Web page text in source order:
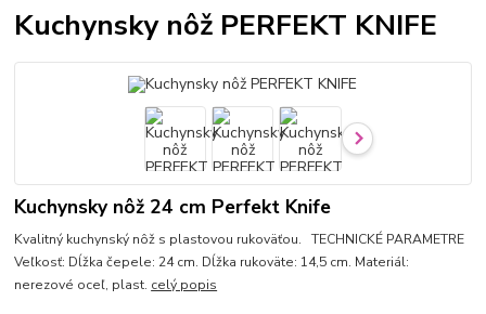
Kuchynsky nôž PERFEKT KNIFE
Kuchynsky nôž 24 cm Perfekt Knife
Kvalitný kuchynský nôž s plastovou rukoväťou. TECHNICKÉ PARAMETRE
Veľkosť: Dĺžka čepele: 24 cm. Dĺžka rukoväte: 14,5 cm. Materiál:
nerezové oceľ, plast. celý popis